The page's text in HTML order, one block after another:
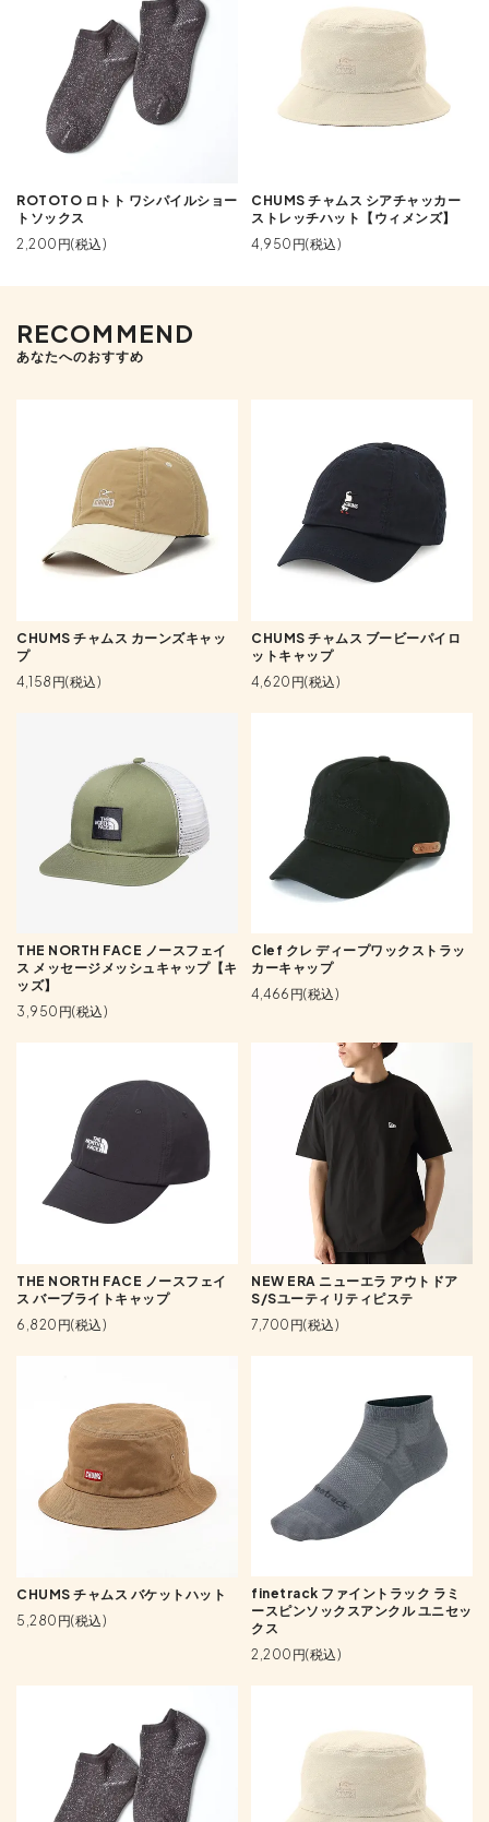
ROTOTO ロトト ワシパイルショー
トソックス
2,200円(税込)
CHUMS チャムス シアチャッカー
ストレッチハット【ウィメンズ】
4,950円(税込)
RECOMMEND
あなたへのおすすめ
CHUMS チャムス カーンズキャッ
プ
4,158円(税込)
CHUMS チャムス ブービーパイロ
ットキャップ
4,620円(税込)
THE NORTH FACE ノースフェイ
ス メッセージメッシュキャップ【キ
ッズ】
3,950円(税込)
Clef クレ ディープワックストラッ
カーキャップ
4,466円(税込)
THE NORTH FACE ノースフェイ
ス バーブライトキャップ
6,820円(税込)
NEW ERA ニューエラ アウトドア
S/Sユーティリティピステ
7,700円(税込)
CHUMS チャムス バケットハット
5,280円(税込)
finetrack ファイントラック ラミ
ースピンソックスアンクル ユニセッ
クス
2,200円(税込)